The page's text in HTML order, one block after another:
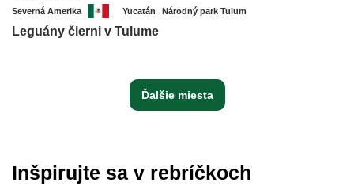
Severná Amerika Yucatán Národný park Tulum
Leguány čierni v Tulume
Ďalšie miesta
Inšpirujte sa v rebríčkoch